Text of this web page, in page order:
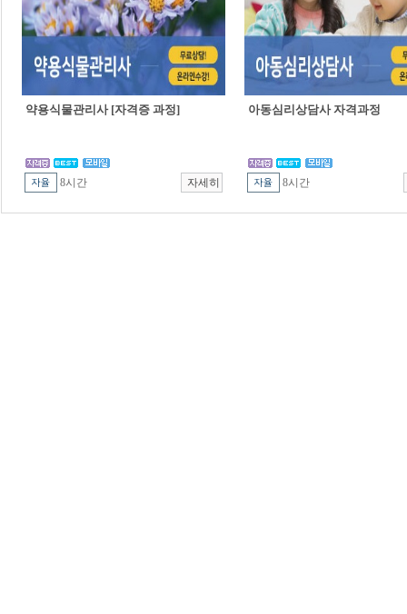
약용식물관리사 [자격증 과정]
8시간
아동심리상담사 자격과정
8시간